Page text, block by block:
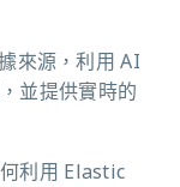
來源，利用 AI
並提供實時的
利用 Elastic